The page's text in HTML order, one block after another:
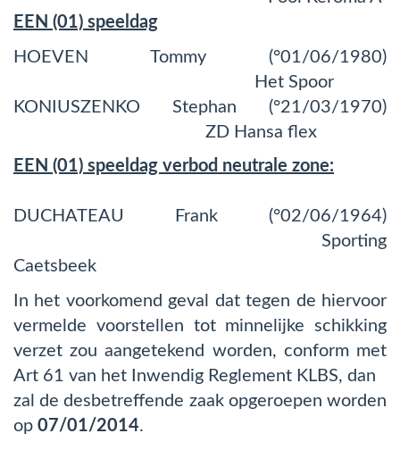
EEN (01) speeldag
HOEVEN Tommy (°01/06/1980)
Het Spoor
KONIUSZENKO Stephan (°21/03/1970)
ZD Hansa flex
EEN (01) speeldag verbod neutrale zone:
DUCHATEAU Frank (°02/06/1964)
Sporting
Caetsbeek
In het voorkomend geval dat tegen de hiervoor
vermelde voorstellen tot minnelijke schikking
verzet zou aangetekend worden, conform met
Art 61 van het Inwendig Reglement KLBS, dan
zal de desbetreffende zaak opgeroepen worden
op 07/01/2014.